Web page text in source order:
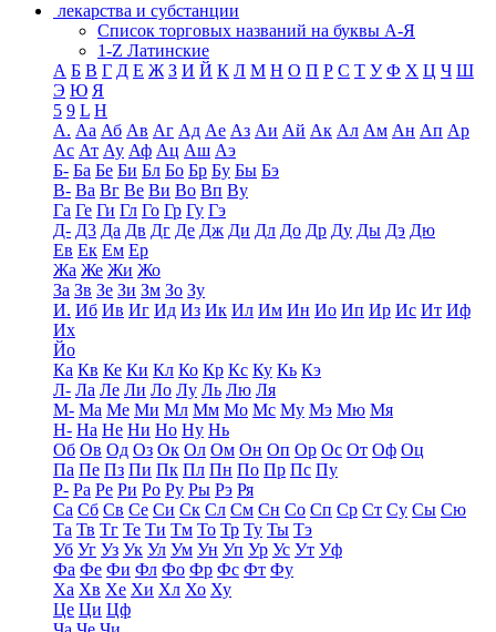
лекарства и субстанции
Список торговых названий на буквы А-Я
1-Z Латинские
А Б В Г Д Е Ж З И Й К Л М Н О П Р С Т У Ф Х Ц Ч Ш
Э Ю Я
5 9 L H
А. Аа Аб Ав Аг Ад Ае Аз Аи Ай Ак Ал Ам Ан Ап Ар
Ас Ат Ау Аф Ац Аш Аэ
Б- Ба Бе Би Бл Бо Бр Бу Бы Бэ
В- Ва Вг Ве Ви Во Вп Ву
Га Ге Ги Гл Го Гр Гу Гэ
Д- Д3 Да Дв Дг Де Дж Ди Дл До Др Ду Ды Дэ Дю
Ев Ек Ем Ер
Жа Же Жи Жо
За Зв Зе Зи Зм Зо Зу
И. Иб Ив Иг Ид Из Ик Ил Им Ин Ио Ип Ир Ис Ит Иф
Их
Йо
Ка Кв Ке Ки Кл Ко Кр Кс Ку Кь Кэ
Л- Ла Ле Ли Ло Лу Ль Лю Ля
М- Ма Ме Ми Мл Мм Мо Мс Му Мэ Мю Мя
Н- На Не Ни Но Ну Нь
Об Ов Од Оз Ок Ол Ом Он Оп Ор Ос От Оф Оц
Па Пе Пз Пи Пк Пл Пн По Пр Пс Пу
Р- Ра Ре Ри Ро Ру Ры Рэ Ря
Са Сб Св Се Си Ск Сл См Сн Со Сп Ср Ст Су Сы Сю
Та Тв Тг Те Ти Тм То Тр Ту Ты Тэ
Уб Уг Уз Ук Ул Ум Ун Уп Ур Ус Ут Уф
Фа Фе Фи Фл Фо Фр Фс Фт Фу
Ха Хв Хе Хи Хл Хо Ху
Це Ци Цф